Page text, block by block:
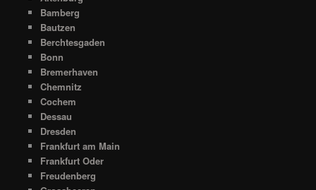
Bamberg
Bautzen
Berchtesgaden
Bonn
Bremerhaven
Chemnitz
Cochem
Dessau
Dresden
Frankfurt am Main
Frankfurt Oder
Freudenberg